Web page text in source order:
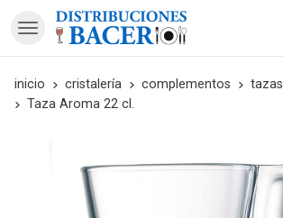
inicio cristalería complementos
tazas
Taza Aroma 22 cl.